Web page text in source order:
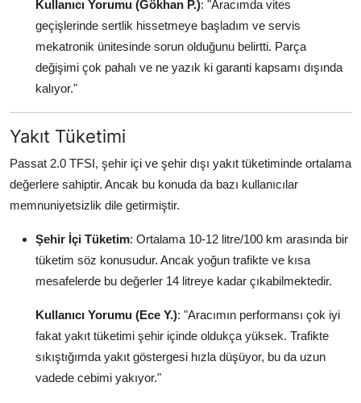
Kullanıcı Yorumu (Gökhan P.): "Aracımda vites
geçişlerinde sertlik hissetmeye başladım ve servis
mekatronik ünitesinde sorun olduğunu belirtti. Parça
değişimi çok pahalı ve ne yazık ki garanti kapsamı dışında
kalıyor."
Yakıt Tüketimi
Passat 2.0 TFSI, şehir içi ve şehir dışı yakıt tüketiminde ortalama
değerlere sahiptir. Ancak bu konuda da bazı kullanıcılar
memnuniyetsizlik dile getirmiştir.
Şehir İçi Tüketim: Ortalama 10-12 litre/100 km arasında bir
tüketim söz konusudur. Ancak yoğun trafikte ve kısa
mesafelerde bu değerler 14 litreye kadar çıkabilmektedir.
Kullanıcı Yorumu (Ece Y.): "Aracımın performansı çok iyi
fakat yakıt tüketimi şehir içinde oldukça yüksek. Trafikte
sıkıştığımda yakıt göstergesi hızla düşüyor, bu da uzun
vadede cebimi yakıyor."